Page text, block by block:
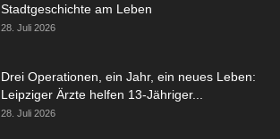
Stadtgeschichte am Leben
28. Juli 2026
Drei Operationen, ein Jahr, ein neues Leben:
Leipziger Ärzte helfen 13-Jähriger...
28. Juli 2026